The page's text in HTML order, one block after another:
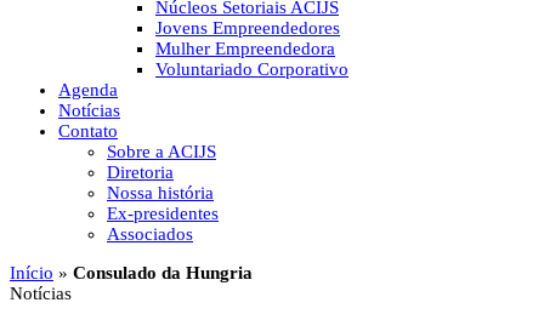
Núcleos Setoriais ACIJS
Jovens Empreendedores
Mulher Empreendedora
Voluntariado Corporativo
Agenda
Notícias
Contato
Sobre a ACIJS
Diretoria
Nossa história
Ex-presidentes
Associados
Início » Consulado da Hungria
Notícias